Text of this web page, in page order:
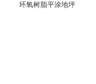
环氧树脂平涂地坪